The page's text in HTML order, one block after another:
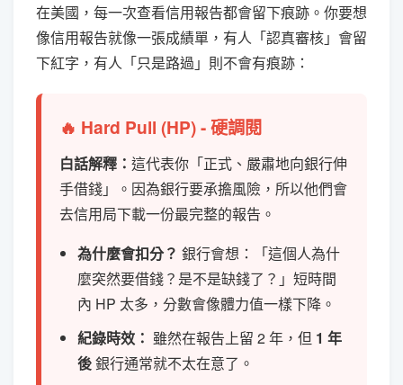
在美國，每一次查看信用報告都會留下痕跡。你要想
像信用報告就像一張成績單，有人「認真審核」會留
下紅字，有人「只是路過」則不會有痕跡：
🔥 Hard Pull (HP) - 硬調閱
白話解釋： 這代表你「正式、嚴肅地向銀行伸
手借錢」。因為銀行要承擔風險，所以他們會
去信用局下載一份最完整的報告。
為什麼會扣分？ 銀行會想：「這個人為什
麼突然要借錢？是不是缺錢了？」短時間
內 HP 太多，分數會像體力值一樣下降。
紀錄時效： 雖然在報告上留 2 年，但 1 年
後銀行通常就不太在意了。